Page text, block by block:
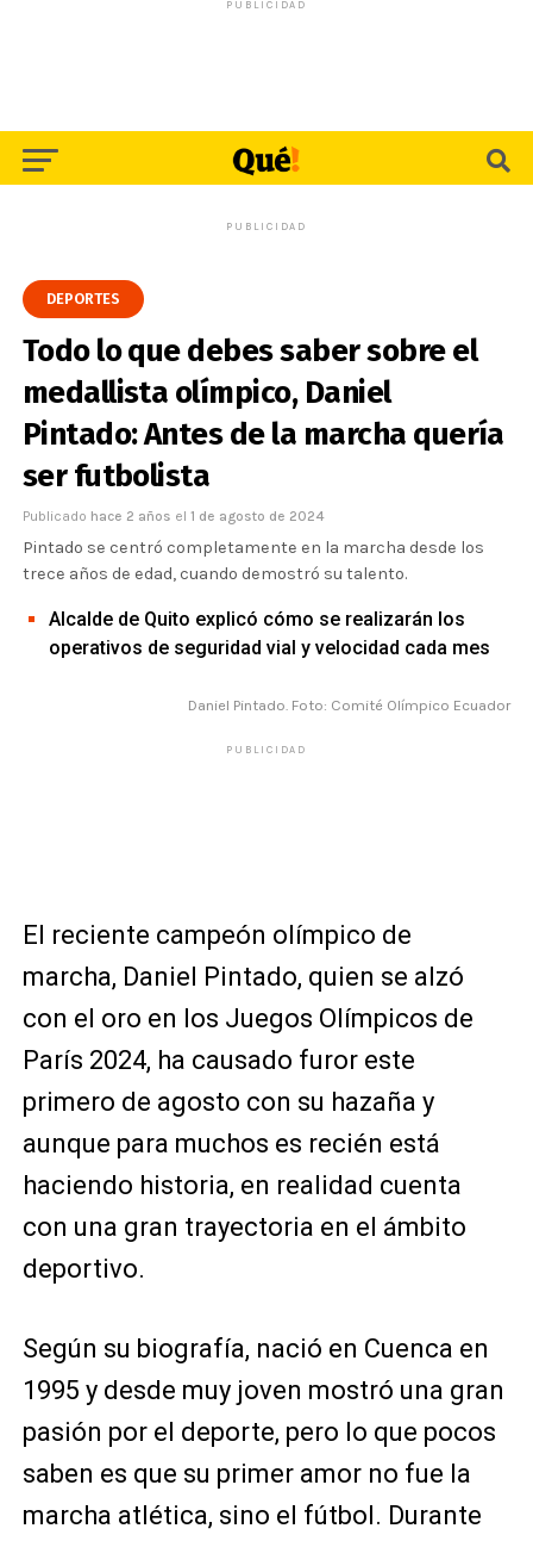
PUBLICIDAD
PUBLICIDAD
DEPORTES
Todo lo que debes saber sobre el
medallista olímpico, Daniel
Pintado: Antes de la marcha quería
ser futbolista
Publicado hace 2 años el 1 de agosto de 2024
Pintado se centró completamente en la marcha desde los
trece años de edad, cuando demostró su talento.
Alcalde de Quito explicó cómo se realizarán los
operativos de seguridad vial y velocidad cada mes
Daniel Pintado. Foto: Comité Olímpico Ecuador
PUBLICIDAD
El reciente campeón olímpico de
marcha, Daniel Pintado, quien se alzó
con el oro en los Juegos Olímpicos de
París 2024, ha causado furor este
primero de agosto con su hazaña y
aunque para muchos es recién está
haciendo historia, en realidad cuenta
con una gran trayectoria en el ámbito
deportivo.
Según su biografía, nació en Cuenca en
1995 y desde muy joven mostró una gran
pasión por el deporte, pero lo que pocos
saben es que su primer amor no fue la
marcha atlética, sino el fútbol. Durante